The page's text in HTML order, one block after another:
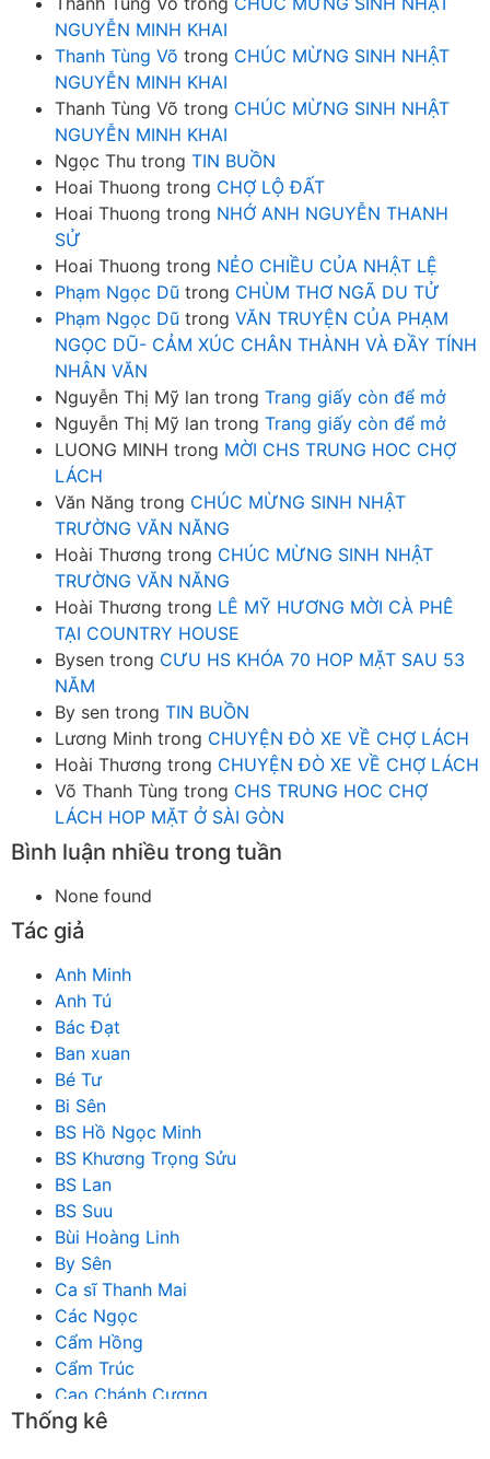
NGUYỄN MINH KHAI
Thanh Tùng Võ trong CHÚC MỪNG SINH NHẬT
NGUYỄN MINH KHAI
Thanh Tùng Võ trong CHÚC MỪNG SINH NHẬT
NGUYỄN MINH KHAI
Ngọc Thu trong TIN BUỒN
Hoai Thuong trong CHỢ LỘ ĐẤT
Hoai Thuong trong NHỚ ANH NGUYỄN THANH
SỬ
Hoai Thuong trong NẺO CHIỀU CỦA NHẬT LỆ
Phạm Ngọc Dũ trong CHÙM THƠ NGÃ DU TỬ
Phạm Ngọc Dũ trong VĂN TRUYỆN CỦA PHẠM
NGỌC DŨ- CẢM XÚC CHÂN THÀNH VÀ ĐẦY TÍNH
NHÂN VĂN
Nguyễn Thị Mỹ lan trong Trang giấy còn để mở
Nguyễn Thị Mỹ lan trong Trang giấy còn để mở
LUONG MINH trong MỜI CHS TRUNG HOC CHỢ
LÁCH
Văn Năng trong CHÚC MỪNG SINH NHẬT
TRƯỜNG VĂN NĂNG
Hoài Thương trong CHÚC MỪNG SINH NHẬT
TRƯỜNG VĂN NĂNG
Hoài Thương trong LÊ MỸ HƯƠNG MỜI CÀ PHÊ
TẠI COUNTRY HOUSE
Bysen trong CƯU HS KHÓA 70 HOP MẶT SAU 53
NĂM
By sen trong TIN BUỒN
Lương Minh trong CHUYỆN ĐÒ XE VỀ CHỢ LÁCH
Hoài Thương trong CHUYỆN ĐÒ XE VỀ CHỢ LÁCH
Võ Thanh Tùng trong CHS TRUNG HOC CHỢ
LÁCH HOP MẶT Ở SÀI GÒN
Bình luận nhiều trong tuần
None found
Tác giả
Anh Minh
Anh Tú
Bác Đạt
Ban xuan
Bé Tư
Bi Sên
BS Hồ Ngọc Minh
BS Khương Trọng Sửu
BS Lan
BS Suu
Bùi Hoàng Linh
By Sên
Ca sĩ Thanh Mai
Các Ngọc
Cẩm Hồng
Cẩm Trúc
Cao Chánh Cương
Cao Nhật Quyên
Thống kê